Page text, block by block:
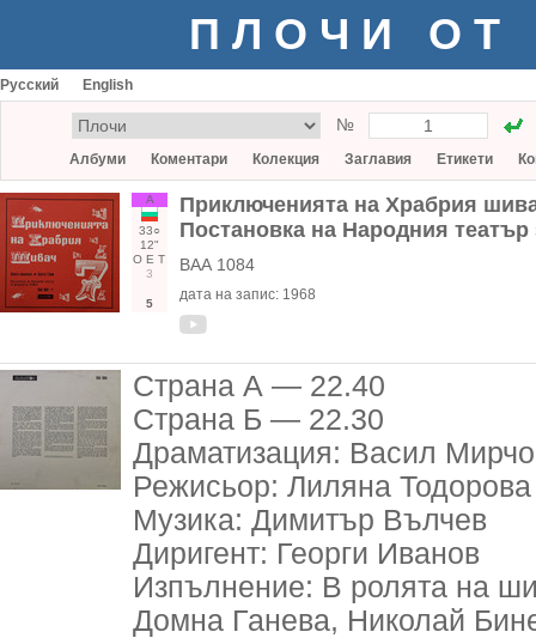
ПЛОЧИ ОТ
Русский English
№
Албуми Коментари Колекция Заглавия Етикети
А
33○
12"
О Е Т
3
5
Приключенията на Храбрия
Постановка на Народния
ВАА 1084
дата на запис: 1968
Страна А — 22.40
Страна Б — 22.30
Драматизация: Васил
Режисьор: Лиляна Тодорова
Музика: Димитър Вълчев
Диригент: Георги Иванов
Изпълнение: В ролята на
Домна Ганева, Николай